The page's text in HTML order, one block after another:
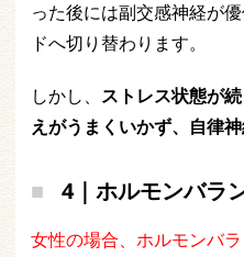
った後には副交感神経が
ドへ切り替わります。
しかし、 ストレス状態が
えがうまくいかず、自律
4｜ホルモンバラ
女性の場合、ホルモンバ